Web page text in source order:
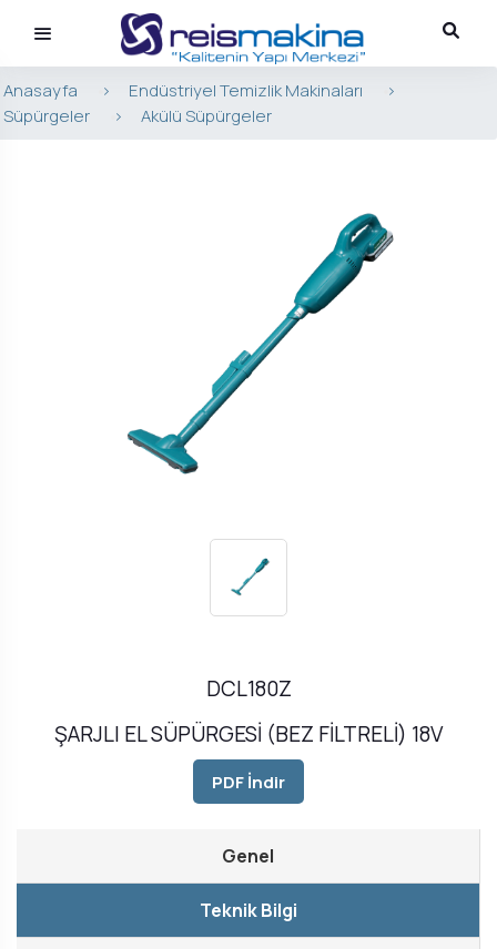
Anasayfa > Endüstriyel Temizlik Makinaları
>
Süpürgeler
> Akülü Süpürgeler
DCL180Z
ŞARJLI EL SÜPÜRGESİ (BEZ FİLTRELİ) 18V
PDF İndir
Genel
Teknik Bilgi